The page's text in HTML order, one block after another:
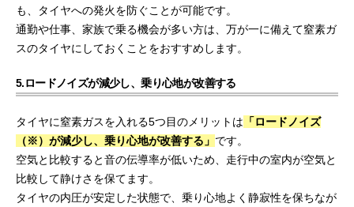
も、タイヤへの発火を防ぐことが可能です。
通勤や仕事、家族で乗る機会が多い方は、万が一に備えて窒素ガ
スのタイヤにしておくことをおすすめします。
5.ロードノイズが減少し、乗り心地が改善する
タイヤに窒素ガスを入れる5つ目のメリットは 「ロードノイズ
（※）が減少し、乗り心地が改善する」 です。
空気と比較すると音の伝導率が低いため、走行中の室内が空気と
比較して静けさを保てます。
タイヤの内圧が安定した状態で、乗り心地よく静寂性を保ちなが